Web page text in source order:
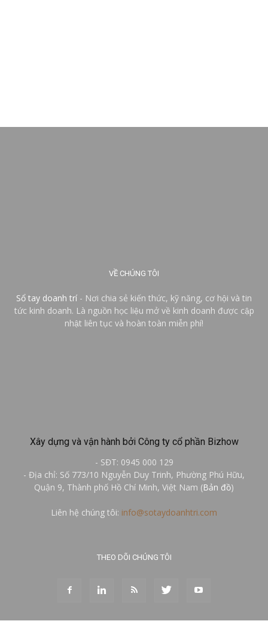
VỀ CHÚNG TÔI
Sổ tay doanh trí - Nơi chia sẻ kiến thức, kỹ năng, cơ hội và tin
tức kinh doanh. Là nguồn học liệu mở về kinh doanh được cập
nhật liên tục và hoàn toàn miễn phí!
Xây dựng và vận hành bởi Công ty cổ phần Bizhow
- SĐT: 0945 000 129
- Địa chỉ: Số 773/10 Nguyễn Duy Trinh, Phường Phú Hữu,
Quận 9, Thành phố Hồ Chí Minh, Việt Nam (Bản đồ)
Liên hệ chúng tôi: info@sotaydoanhtri.com
THEO DÕI CHÚNG TÔI